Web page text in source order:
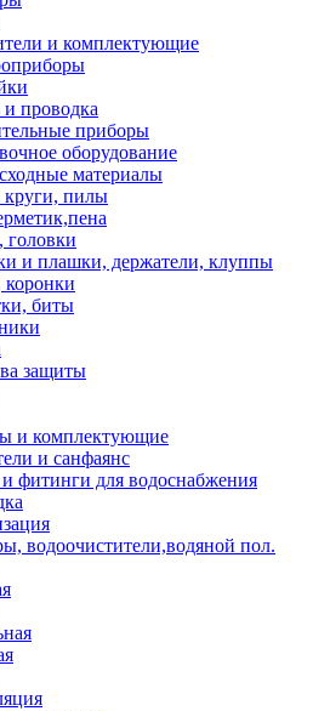
и комплектующие
и проводка
приборы
оборудование
материалы
круги, пилы
и плашки, держатели, клуппы
биты
защиты
и комплектующие
и санфаянс
фитинги для водоснабжения
водоочистители,водяной пол.